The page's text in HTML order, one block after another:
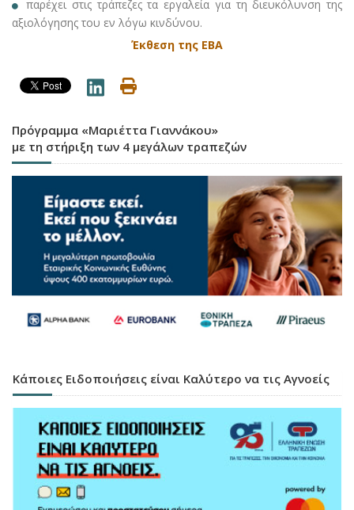
παρέχει στις τράπεζες τα εργαλεία για τη διευκόλυνση της
αξιολόγησης του εν λόγω κινδύνου.
Έκθεση της ΕΒΑ
Πρόγραμμα «Μαριέττα Γιαννάκου»
με τη στήριξη των 4 μεγάλων τραπεζών
Κάποιες Ειδοποιήσεις είναι Καλύτερο να τις Αγνοείς